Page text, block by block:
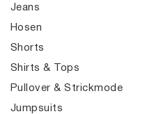
Jeans
Hosen
Shorts
Shirts & Tops
Pullover & Strickmode
Jumpsuits